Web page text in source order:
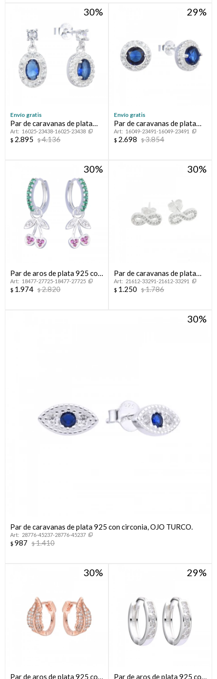
30
Envío gratis
Par de caravanas de plata
925 con circonias.
16025-23438-16025-23438
$ 2.895 $4.136
29
Envío gratis
Par de caravanas de plata
925 con circonias.
16049-23491-16049-23491
$ 2.698 $3.854
30
Par de aros de plata 925 con
circonias.
18477-27725-18477-27725
$ 1.974 $2.820
30
Par de caravanas de plata
925 con circonias,
INFINITO.
21612-33291-21612-33291
$ 1.250 $1.786
30
Par de caravanas de plata 925 con circonia, OJO TURCO.
28776-45237-28776-45237
$ 987 $1.410
30
Par de aros de plata 925 con
29
Par de aros de plata 925 con